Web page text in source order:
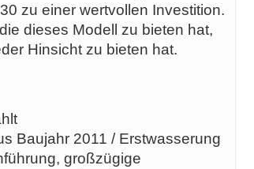
zu einer wertvollen Investition.
dieses Modell zu bieten hat,
Hinsicht zu bieten hat.
Baujahr 2011 / Erstwasserung
großzügige